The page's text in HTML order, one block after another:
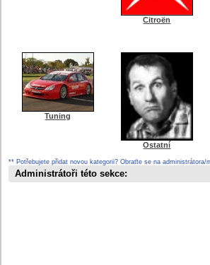
Citroën
Tuning
Ostatní
** Potřebujete přidat novou kategorii? Obraťte se na administrátora/
Administrátoři této sekce: